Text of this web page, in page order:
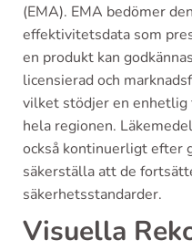
(EMA). EMA bedömer
effektivitetsdata som
en produkt kan
licensierad och
vilket stödjer en
hela regionen.
också kontinuerligt efter
säkerställa att de
säkerhetsstandarder.
Visuella